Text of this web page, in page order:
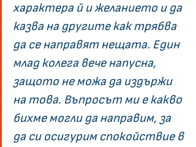
характера й и желанието и да
казва на другите как трябва
да се направят нещата. Един
млад колега вече напусна,
защото не можа да издържи
на това. Въпросът ми е какво
бихме могли да направим, за
да си осигурим спокойствие в